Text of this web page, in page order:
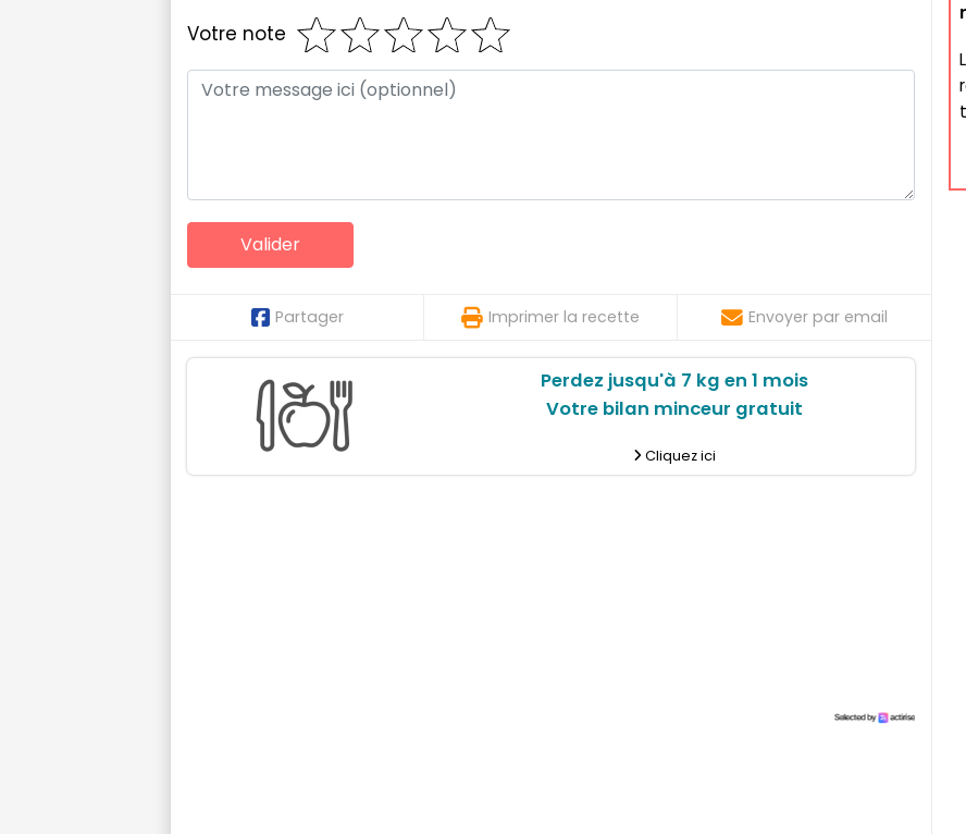
Votre note
Partager Imprimer la recette Envoyer par email
Perdez jusqu'à 7 kg en 1 mois
Votre bilan minceur gratuit
Cliquez ici